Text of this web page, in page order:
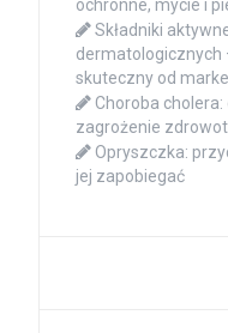
ochronne, mycie i
Składniki
dermatologicznych
skuteczny od
Choroba
zagrożenie
Opryszczka:
jej zapobiegać